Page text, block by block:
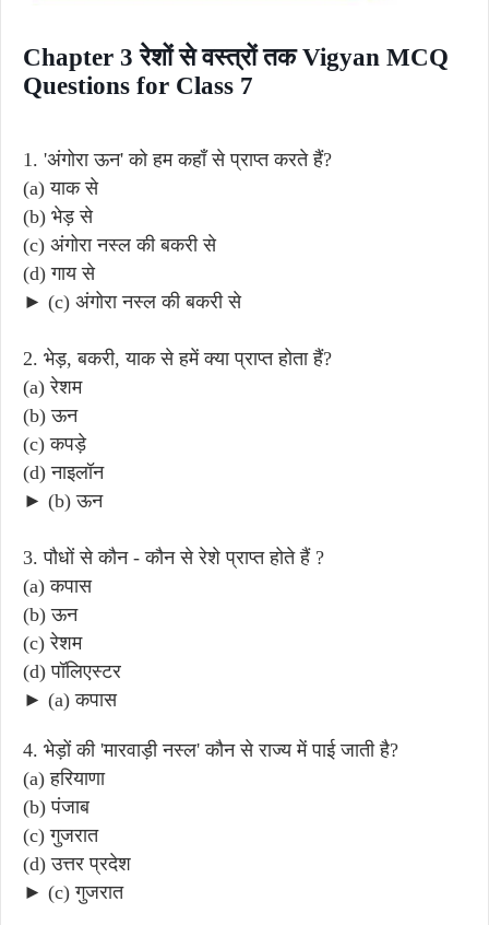
Chapter 3 रेशों से वस्त्रों तक Vigyan MCQ
Questions for Class 7
1. 'अंगोरा ऊन' को हम कहाँ से प्राप्त करते हैं?
(a) याक से
(b) भेड़ से
(c) अंगोरा नस्ल की बकरी से
(d) गाय से
► (c) अंगोरा नस्ल की बकरी से
2. भेड़, बकरी, याक से हमें क्या प्राप्त होता हैं?
(a) रेशम
(b) ऊन
(c) कपड़े
(d) नाइलॉन
► (b) ऊन
3. पौधों से कौन - कौन से रेशे प्राप्त होते हैं ?
(a) कपास
(b) ऊन
(c) रेशम
(d) पॉलिएस्टर
► (a) कपास
4. भेड़ों की 'मारवाड़ी नस्ल' कौन से राज्य में पाई जाती है?
(a) हरियाणा
(b) पंजाब
(c) गुजरात
(d) उत्तर प्रदेश
► (c) गुजरात